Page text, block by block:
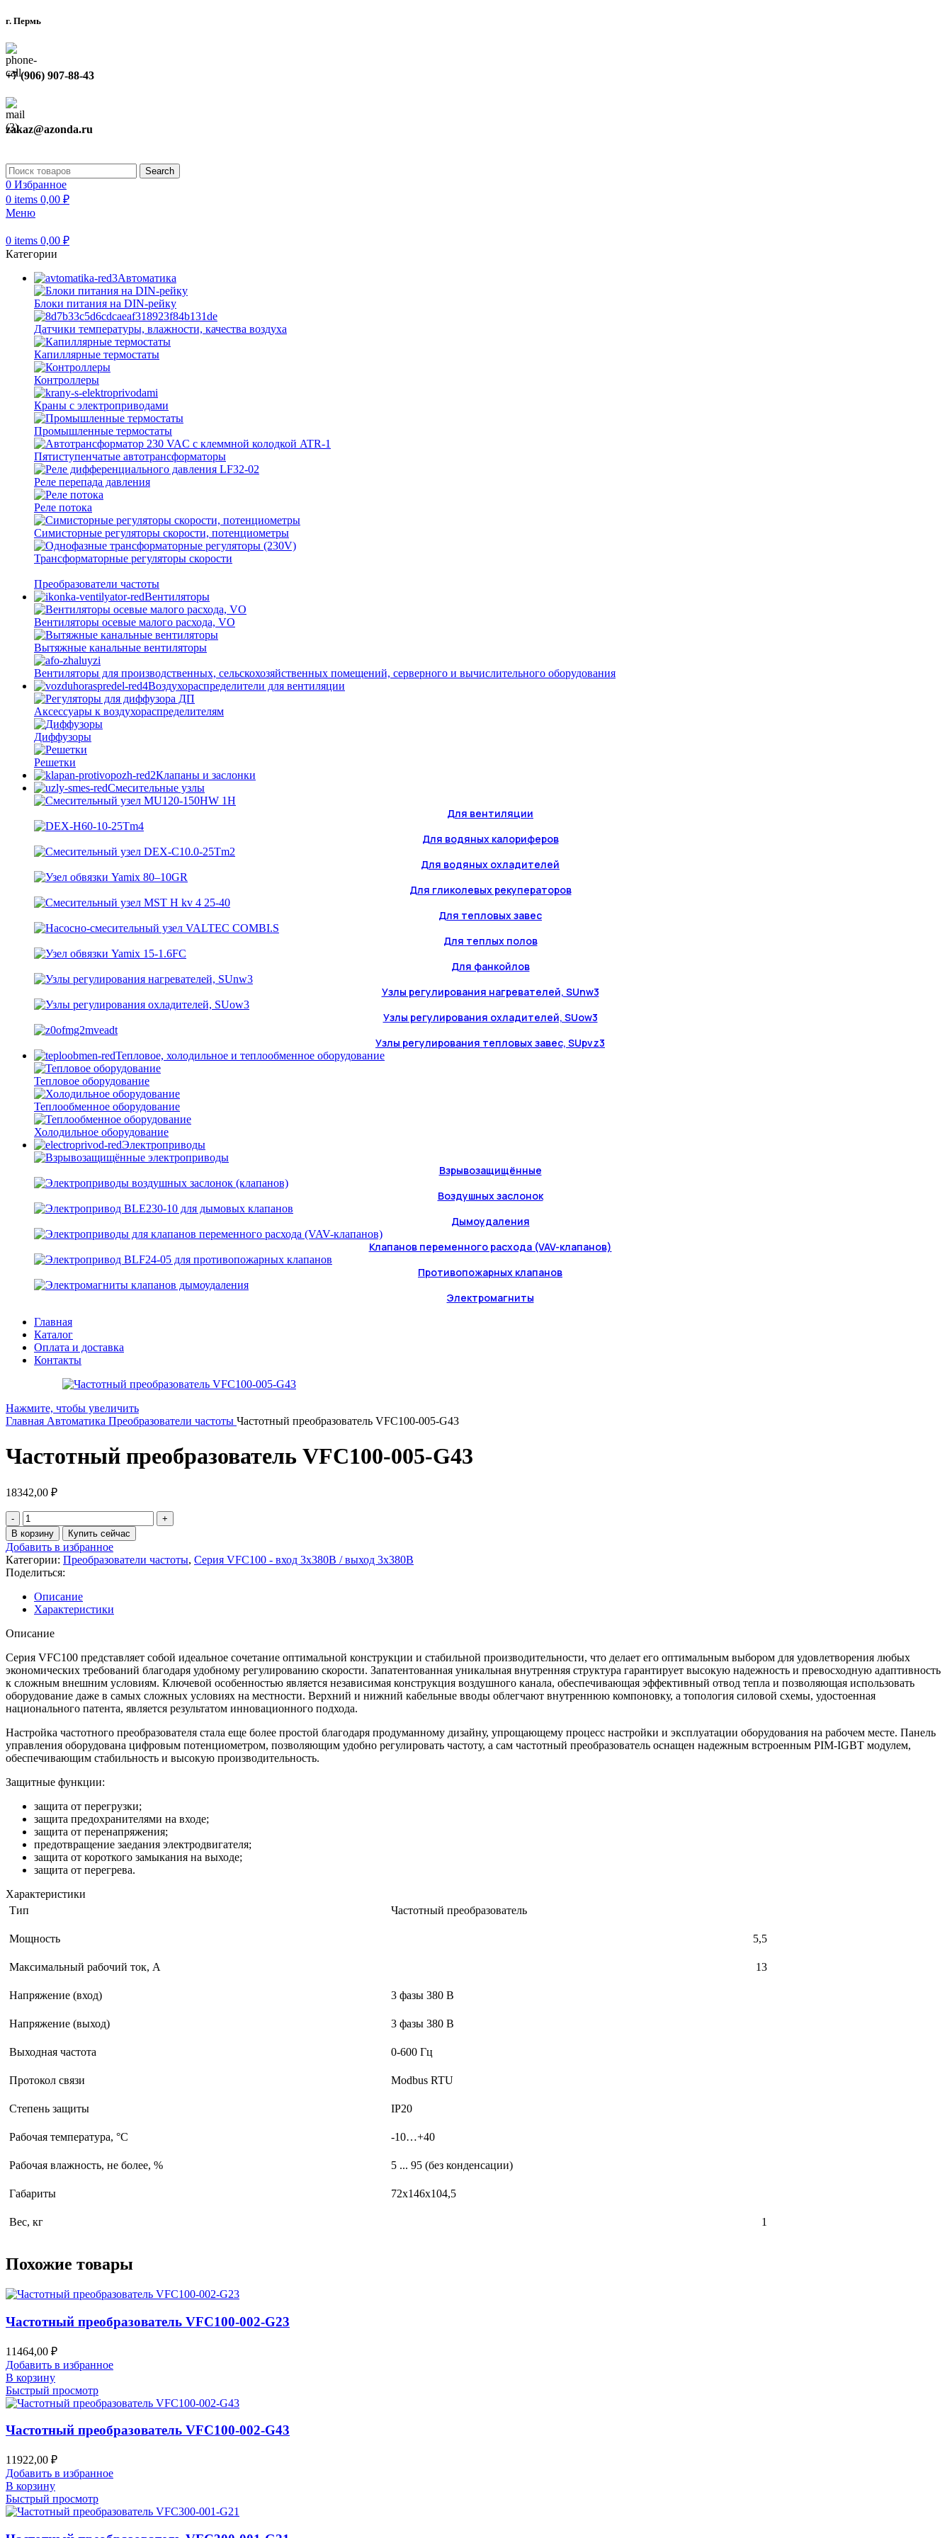
г. Пермь
+7 (906) 907-88-43
zakaz@azonda.ru
Search
0 Избранное
0 items 0,00 ₽
Меню
0 items 0,00 ₽
Категории
Автоматика
Блоки питания на DIN-рейку
Датчики температуры, влажности, качества воздуха
Капиллярные термостаты
Контроллеры
Краны с электроприводами
Промышленные термостаты
Пятиступенчатые автотрансформаторы
Реле перепада давления
Реле потока
Симисторные регуляторы скорости, потенциометры
Трансформаторные регуляторы скорости
Преобразователи частоты
Вентиляторы
Вентиляторы осевые малого расхода, VO
Вытяжные канальные вентиляторы
Вентиляторы для производственных, сельскохозяйственных помещений, серверного и вычислительного оборудования
Воздухораспределители для вентиляции
Аксессуары к воздухораспределителям
Диффузоры
Решетки
Клапаны и заслонки
Смесительные узлы
Для вентиляции
Для водяных калориферов
Для водяных охладителей
Для гликолевых рекуператоров
Для тепловых завес
Для теплых полов
Для фанкойлов
Узлы регулирования нагревателей, SUnw3
Узлы регулирования охладителей, SUow3
Узлы регулирования тепловых завес, SUpvz3
Тепловое, холодильное и теплообменное оборудование
Тепловое оборудование
Теплообменное оборудование
Холодильное оборудование
Электроприводы
Взрывозащищённые
Воздушных заслонок
Дымоудаления
Клапанов переменного расхода (VAV-клапанов)
Противопожарных клапанов
Электромагниты
Главная
Каталог
Оплата и доставка
Контакты
Нажмите, чтобы увеличить
Главная Автоматика Преобразователи частоты Частотный преобразователь VFC100-005-G43
Частотный преобразователь VFC100-005-G43
18342,00 ₽
Количество
товара
Частотный
преобразователь
VFC100-
005-
G43
В корзину Купить сейчас
Добавить в избранное
Категории: Преобразователи частоты, Серия VFC100 - вход 3х380В / выход 3х380В
Поделиться:
Описание
Характеристики
Описание
Серия VFC100 представляет собой идеальное сочетание оптимальной конструкции и стабильной производительности, что делает его оптимальным выбором для удовлетворения любых
экономических требований благодаря удобному регулированию скорости. Запатентованная уникальная внутренняя структура гарантирует высокую надежность и превосходную адаптивность
к сложным внешним условиям. Ключевой особенностью является независимая конструкция воздушного канала, обеспечивающая эффективный отвод тепла и позволяющая использовать
оборудование даже в самых сложных условиях на местности. Верхний и нижний кабельные вводы облегчают внутреннюю компоновку, а топология силовой схемы, удостоенная
национального патента, является результатом инновационного подхода.
Настройка частотного преобразователя стала еще более простой благодаря продуманному дизайну, упрощающему процесс настройки и эксплуатации оборудования на рабочем месте. Панель
управления оборудована цифровым потенциометром, позволяющим удобно регулировать частоту, а сам частотный преобразователь оснащен надежным встроенным PIM-IGBT модулем,
обеспечивающим стабильность и высокую производительность.
Защитные функции:
защита от перегрузки;
защита предохранителями на входе;
защита от перенапряжения;
предотвращение заедания электродвигателя;
защита от короткого замыкания на выходе;
защита от перегрева.
Характеристики
Тип
Частотный преобразователь
Мощность 5,5
Максимальный рабочий ток, А 13
Напряжение (вход) 3 фазы 380 В
Напряжение (выход) 3 фазы 380 В
Выходная частота 0-600 Гц
Протокол связи Modbus RTU
Степень защиты IP20
Рабочая температура, °С -10…+40
Рабочая влажность, не более, % 5 ... 95 (без конденсации)
Габариты 72x146x104,5
Вес, кг 1
Похожие товары
Частотный преобразователь VFC100-002-G23
11464,00 ₽
Добавить в избранное
В корзину
Быстрый просмотр
Частотный преобразователь VFC100-002-G43
11922,00 ₽
Добавить в избранное
В корзину
Быстрый просмотр